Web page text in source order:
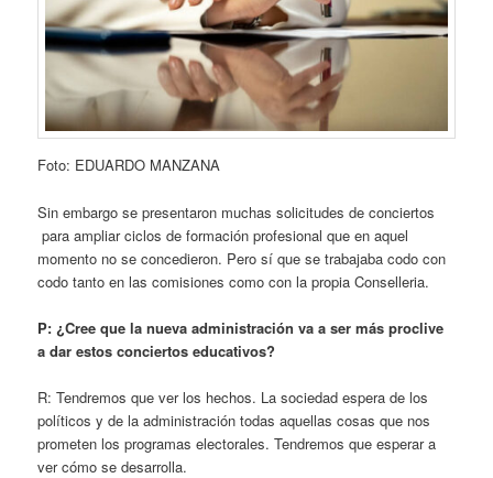
Foto: EDUARDO MANZANA
Sin embargo se presentaron muchas solicitudes de conciertos
para ampliar ciclos de formación profesional que en aquel
momento no se concedieron. Pero sí que se trabajaba codo con
codo tanto en las comisiones como con la propia Conselleria.
P: ¿Cree que la nueva administración va a ser más proclive
a dar estos conciertos educativos?
R: Tendremos que ver los hechos. La sociedad espera de los
políticos y de la administración todas aquellas cosas que nos
prometen los programas electorales. Tendremos que esperar a
ver cómo se desarrolla.